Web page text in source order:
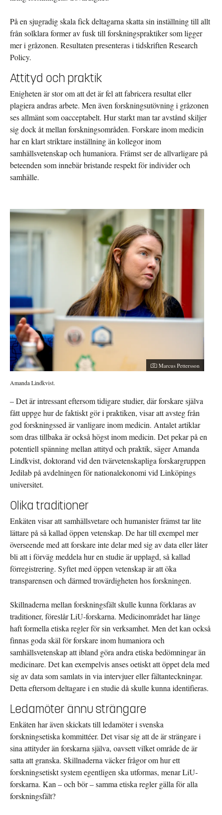
På en sjugradig skala fick deltagarna skatta sin inställning till allt
från solklara former av fusk till forskningspraktiker som ligger
mer i gråzonen. Resultaten presenteras i tidskriften Research
Policy.
Attityd och praktik
Enigheten är stor om att det är fel att fabricera resultat eller
plagiera andras arbete. Men även forskningsutövning i gråzonen
ses allmänt som oacceptabelt. Hur starkt man tar avstånd skiljer
sig dock åt mellan forskningsområden. Forskare inom medicin
har en klart striktare inställning än kollegor inom
samhällsvetenskap och humaniora. Främst ser de allvarligare på
beteenden som innebär bristande respekt för individer och
samhälle.
Marcus Pettersson
Amanda Lindkvist.
– Det är intressant eftersom tidigare studier, där forskare själva
fått uppge hur de faktiskt gör i praktiken, visar att avsteg från
god forskningssed är vanligare inom medicin. Antalet artiklar
som dras tillbaka är också högst inom medicin. Det pekar på en
potentiell spänning mellan attityd och praktik, säger Amanda
Lindkvist, doktorand vid den tvärvetenskapliga forskargruppen
Jedilab på avdelningen för nationalekonomi vid Linköpings
universitet.
Olika traditioner
Enkäten visar att samhällsvetare och humanister främst tar lite
lättare på så kallad öppen vetenskap. De har till exempel mer
överseende med att forskare inte delar med sig av data eller låter
bli att i förväg meddela hur en studie är upplagd, så kallad
förregistrering. Syftet med öppen vetenskap är att öka
transparensen och därmed trovärdigheten hos forskningen.
Skillnaderna mellan forskningsfält skulle kunna förklaras av
traditioner, föreslår LiU-forskarna. Medicinområdet har länge
haft formella etiska regler för sin verksamhet. Men det kan också
finnas goda skäl för forskare inom humaniora och
samhällsvetenskap att ibland göra andra etiska bedömningar än
medicinare. Det kan exempelvis anses oetiskt att öppet dela med
sig av data som samlats in via intervjuer eller fältanteckningar.
Detta eftersom deltagare i en studie då skulle kunna identifieras.
Ledamöter ännu strängare
Enkäten har även skickats till ledamöter i svenska
forskningsetiska kommittéer. Det visar sig att de är strängare i
sina attityder än forskarna själva, oavsett vilket område de är
satta att granska. Skillnaderna väcker frågor om hur ett
forskningsetiskt system egentligen ska utformas, menar LiU-
forskarna. Kan – och bör – samma etiska regler gälla för alla
forskningsfält?